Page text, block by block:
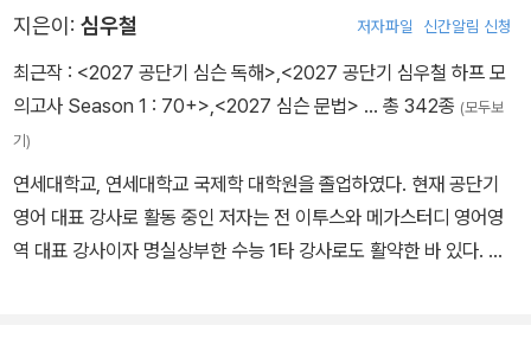
해 수험생들은 마무리 점검과 최종 실전 훈련을 하며 신경향 시험에
지은이: 심우철 저자파일 신간알림 신청
최근작 : <2027 공단기 심슨 독해>,<2027 공단기 심우철 하프 모
의고사 Season 1 : 70+>,<2027 심슨 문법> … 총 342종 (모두보
기)
연세대학교, 연세대학교 국제학 대학원을 졸업하였다. 현재 공단기
영어 대표 강사로 활동 중인 저자는 전 이투스와 메가스터디 영어영
역 대표 강사이자 명실상부한 수능 1타 강사로도 활약한 바 있다. 또